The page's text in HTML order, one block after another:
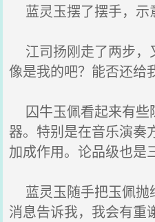
蓝灵玉摆了摆手，示
江司扬刚走了两步，
像是我的吧？能否还给
囚牛玉佩看起来有些
器。特别是在音乐演奏
加成作用。论品级也是
蓝灵玉随手把玉佩抛
消息告诉我，我会有重